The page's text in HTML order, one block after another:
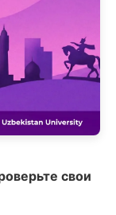
свои